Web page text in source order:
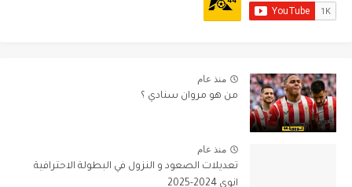
منذ عام
من هو مروان سنادي ؟
منذ عام
تعديلات الصعود و النزول في البطولة الاحترافية
انوي 2024-2025